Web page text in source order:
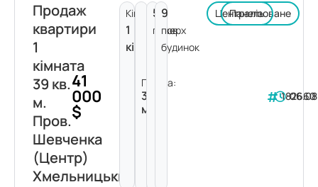
Продаж
квартири
1
кімната
39 кв.
м.
Пров.
Шевченка
(Центр)
Хмельницький
41
000
$
Кімнат:
1
кімната
Площа:
39
м²
5
поверх
9
пов.
будинок
Централізоване
Панель
182660